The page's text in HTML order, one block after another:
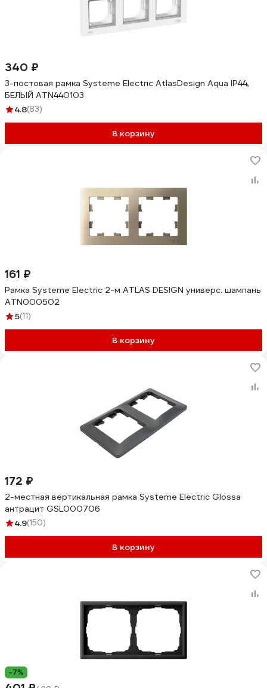
340 ₽
3-постовая рамка Systeme Electric AtlasDesign Aqua IP44,
БЕЛЫЙ ATN440103
4.8(83)
В корзину
161 ₽
Рамка Systeme Electric 2-м ATLAS DESIGN универс. шампань
ATN000502
5(11)
В корзину
172 ₽
2-местная вертикальная рамка Systeme Electric Glossa
антрацит GSL000706
4.9(150)
В корзину
-7%